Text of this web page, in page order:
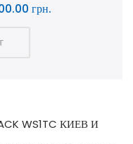
грн.
WS1TC КИЕВ И